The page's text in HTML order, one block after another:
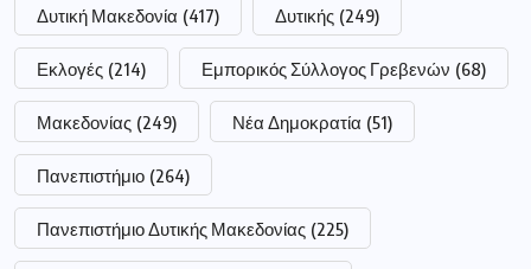
Δυτική Μακεδονία (417) Δυτικής (249)
Εκλογές (214) Εμπορικός Σύλλογος Γρεβενών (68)
Μακεδονίας (249) Νέα Δημοκρατία (51)
Πανεπιστήμιο (264)
Πανεπιστήμιο Δυτικής Μακεδονίας (225)